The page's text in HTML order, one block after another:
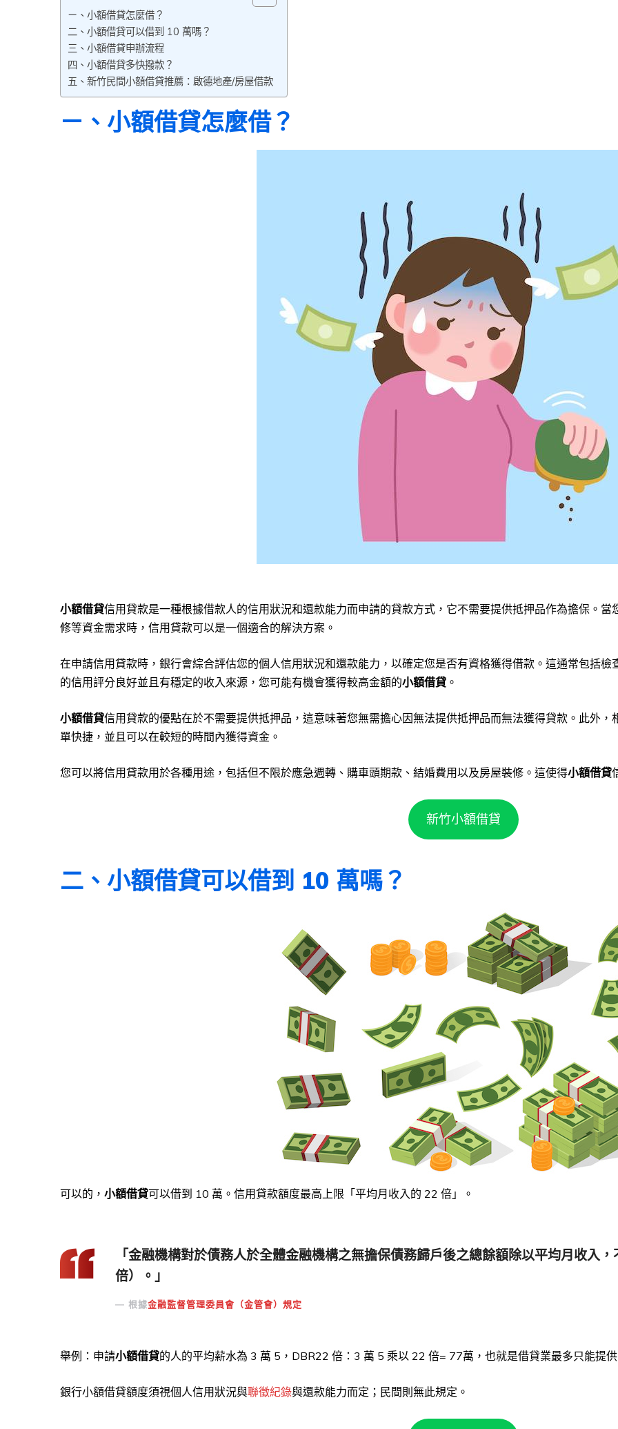
ㄧ、小額借貸怎麼借？
二、小額借貸可以借到 10 萬嗎？
三、小額借貸申辦流程
四、小額借貸多快撥款？
五、新竹民間小額借貸推薦：啟德地產/房屋借款
ㄧ、 小額借貸怎麼借？
小額借貸信用貸款是一種根據借款人的信用狀況和還款能力而申請的貸款方式，它不需要提供抵押品作為擔保。
修等資金需求時，信用貸款可以是一個適合的解決方案。
在申請信用貸款時，銀行會綜合評估您的個人信用狀況和還款能力，以確定您是否有資格獲得借款。這通常包括
的信用評分良好並且有穩定的收入來源，您可能有機會獲得較高金額的小額借貸 。
小額借貸信用貸款的優點在於不需要提供抵押品，這意味著您無需擔心因無法提供抵押品而無法獲得貸款。此外
單快捷，並且可以在較短的時間內獲得資金。
您可以將信用貸款用於各種用途，包括但不限於應急週轉、購車頭期款、結婚費用以及房屋裝修。這使得小額借貸
新竹小額借貸
二、 小額借貸可以借到 10 萬嗎？
可以的， 小額借貸可以借到 10 萬。信用貸款額度最高上限「平均月收入的 22 倍」。
「金融機構對於債務人於全體金融機構之無擔保債務歸戶後之總餘額除以平均月收入
倍）。」
根據金融監督管理委員會（金管會）規定
舉例：申請小額借貸的人的平均薪水為 3 萬 5，DBR22 倍：3 萬 5 乘以 22 倍= 77萬，也就是借貸業最多只能提
銀行小額借貸額度須視個人信用狀況與聯徵紀錄與還款能力而定；民間則無此規定。